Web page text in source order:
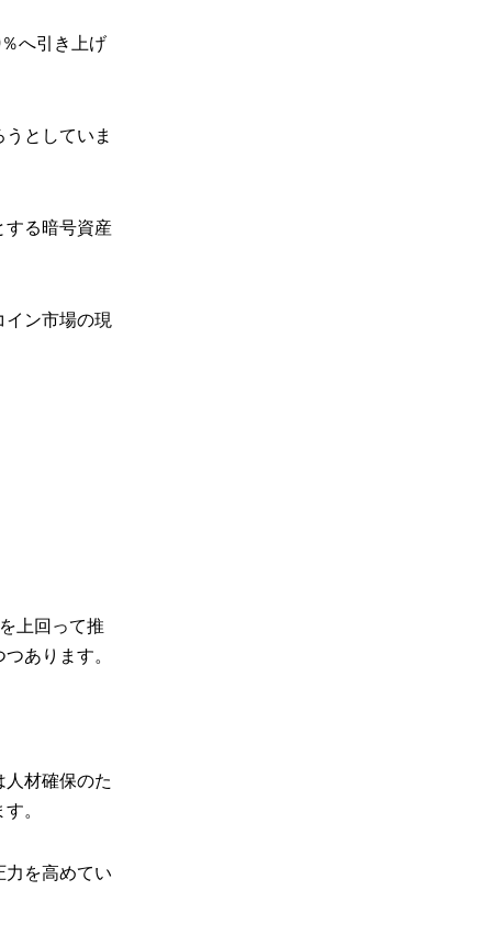
へ引き上げ
としていま
する暗号資産
ン市場の現
上回って推
あります。
材確保のた
。
力を高めてい